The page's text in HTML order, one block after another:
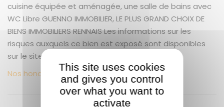
cuisine équipée et aménagée, une salle de bains avec
WC Libre GUENNO IMMOBILIER, LE PLUS GRAND CHOIX DE
BIENS IMMOBILIERS RENNAIS Les informations sur les
risques auxquels ce bien est exposé sont disponibles
sur le site Géorisques : www.georisques.gouv.fr
Nos honoraires
This site uses cookies
and gives you control
over what you want to
activate